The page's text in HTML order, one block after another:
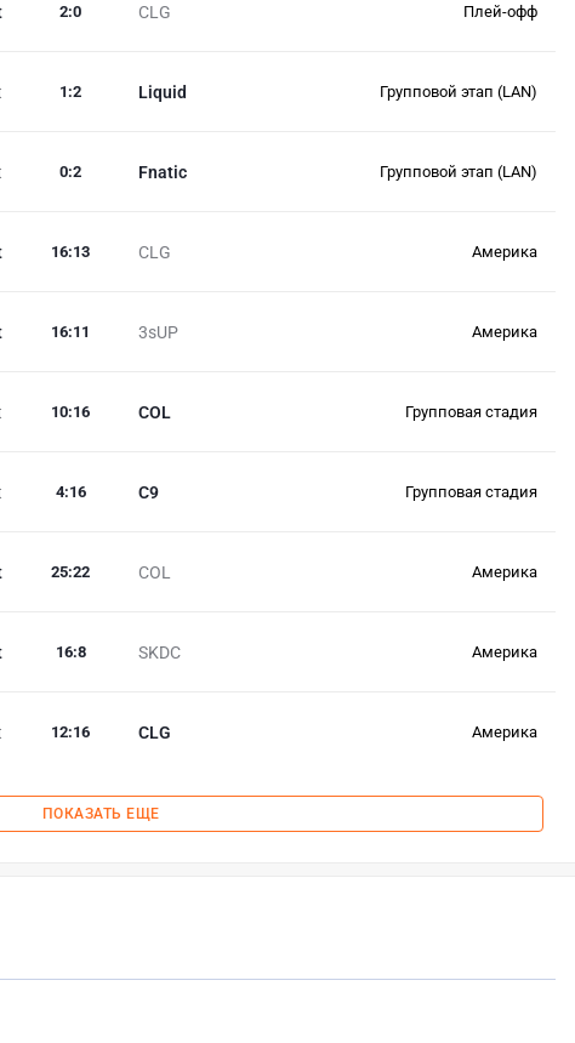
CLG
2:0 Плей-офф
Liquid
1 :2 Групповой этап (LAN)
Fnatic
0:2 Групповой этап (LAN)
CLG
16:13 Америка
3sUP
16:11 Америка
COL
10:16 Групповая стадия
C9
4:16 Групповая стадия
COL
25:22 Америка
SKDC
16:8 Америка
CLG
12:16 Америка
ПОКАЗАТЬ ЕЩЕ